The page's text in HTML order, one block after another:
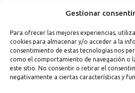
Gestionar
Para ofrecer las mejores experiencias,
cookies para almacenar y/o acceder a la
consentimiento de estas tecnologías nos
como el comportamiento de navegación o
este sitio. No consentir o retirar el
negativamente a ciertas características y
Feed de entradas
Feed de comentarios
WordPress.org